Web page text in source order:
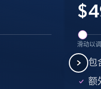
About,
more.
$
滑动以
包
额